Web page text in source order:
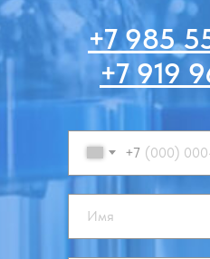
+7 985
+7 919
+7